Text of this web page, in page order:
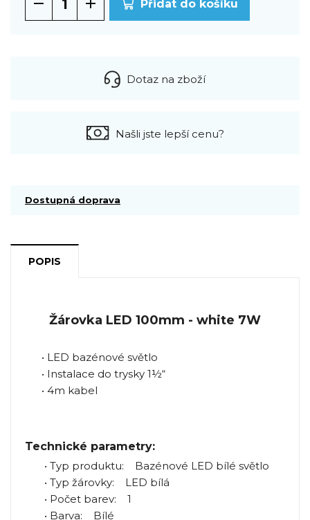
Přidat do košíku
Dotaz na zboží
Našli jste lepší cenu?
Dostupná doprava
POPIS
Žárovka LED 100mm - white 7W
• LED bazénové světlo
• Instalace do trysky 1½“
• 4m kabel
Technické parametry:
• Typ produktu: Bazénové LED bílé světlo
• Typ žárovky: LED bílá
• Počet barev: 1
• Barva: Bílé